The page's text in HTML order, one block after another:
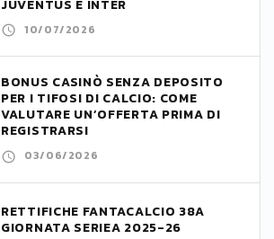
JUVENTUS E INTER
10/07/2026
BONUS CASINÒ SENZA DEPOSITO
PER I TIFOSI DI CALCIO: COME
VALUTARE UN’OFFERTA PRIMA DI
REGISTRARSI
03/06/2026
RETTIFICHE FANTACALCIO 38A
GIORNATA SERIEA 2025-26